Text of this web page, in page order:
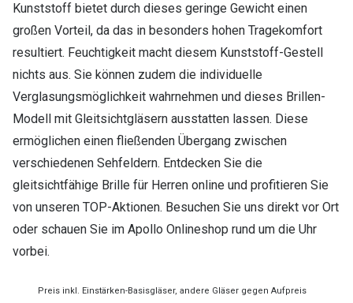
Kunststoff bietet durch dieses geringe Gewicht einen
großen Vorteil, da das in besonders hohen Tragekomfort
resultiert. Feuchtigkeit macht diesem Kunststoff-Gestell
nichts aus. Sie können zudem die individuelle
Verglasungsmöglichkeit wahrnehmen und dieses Brillen-
Modell mit Gleitsichtgläsern ausstatten lassen. Diese
ermöglichen einen fließenden Übergang zwischen
verschiedenen Sehfeldern. Entdecken Sie die
gleitsichtfähige Brille für Herren online und profitieren Sie
von unseren TOP-Aktionen. Besuchen Sie uns direkt vor Ort
oder schauen Sie im Apollo Onlineshop rund um die Uhr
vorbei.
Preis inkl. Einstärken-Basisgläser, andere Gläser gegen Aufpreis